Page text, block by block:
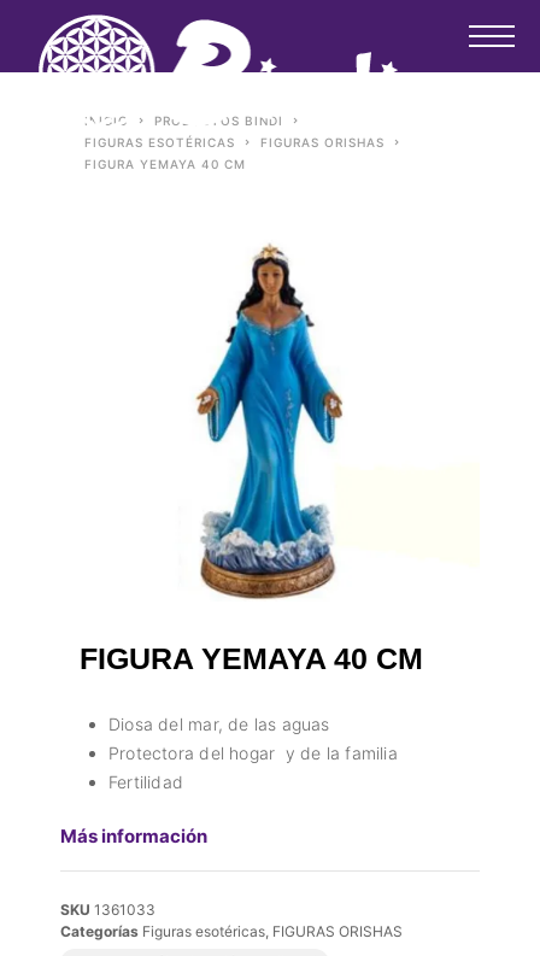
INICIO
PRODUCTOS BINDI
FIGURAS ESOTÉRICAS
FIGURAS ORISHAS
FIGURA YEMAYA 40 CM
FIGURA YEMAYA 40 CM
Diosa del mar, de las aguas
Protectora del hogar y de la familia
Fertilidad
Más información
SKU 1361033
Categorías Figuras esotéricas, FIGURAS ORISHAS